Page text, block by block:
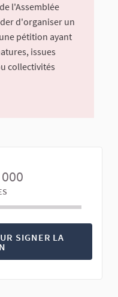
l'Assemblée
d'organiser un
pétition ayant
issues
collectivités
SIGNER LA